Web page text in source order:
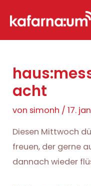
Inhalt
acht
von simonh /17.
Diesen Mittwoch
freuen, der gerne
dannach wieder